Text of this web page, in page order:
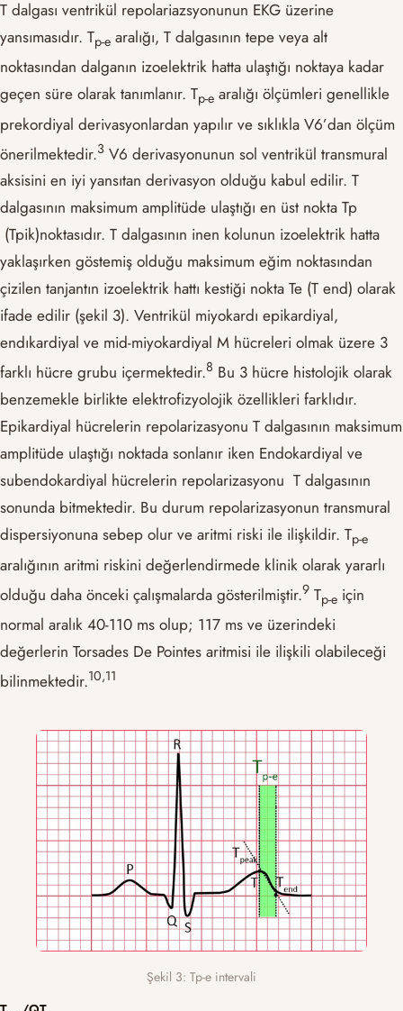
T dalgası ventrikül repolariazsyonunun EKG üzerine
yansımasıdır. Tp-e aralığı, T dalgasının tepe veya alt
noktasından dalganın izoelektrik hatta ulaştığı noktaya kadar
geçen süre olarak tanımlanır. Tp-e aralığı ölçümleri genellikle
prekordiyal derivasyonlardan yapılır ve sıklıkla V6’dan ölçüm
önerilmektedir.​3​ V6 derivasyonunun sol ventrikül transmural
aksisini en iyi yansıtan derivasyon olduğu kabul edilir. T
dalgasının maksimum amplitüde ulaştığı en üst nokta Tp
(Tpik)noktasıdır. T dalgasının inen kolunun izoelektrik hatta
yaklaşırken göstemiş olduğu maksimum eğim noktasından
çizilen tanjantın izoelektrik hattı kestiği nokta Te (T end) olarak
ifade edilir (şekil 3). Ventrikül miyokardı epikardiyal,
endıkardiyal ve mid-miyokardiyal M hücreleri olmak üzere 3
farklı hücre grubu içermektedir.​8​ Bu 3 hücre histolojik olarak
benzemekle birlikte elektrofizyolojik özellikleri farklıdır.
Epikardiyal hücrelerin repolarizasyonu T dalgasının maksimum
amplitüde ulaştığı noktada sonlanır iken Endokardiyal ve
subendokardiyal hücrelerin repolarizasyonu T dalgasının
sonunda bitmektedir. Bu durum repolarizasyonun transmural
dispersiyonuna sebep olur ve aritmi riski ile ilişkildir. Tp-e
aralığının aritmi riskini değerlendirmede klinik olarak yararlı
olduğu daha önceki çalışmalarda gösterilmiştir.​9​ Tp-e için
normal aralık 40-110 ms olup; 117 ms ve üzerindeki
değerlerin Torsades De Pointes aritmisi ile ilişkili olabileceği
bilinmektedir.​10,11​
Şekil 3: Tp-e intervali